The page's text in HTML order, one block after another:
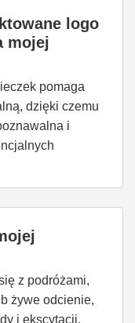
logo
mojej
pomaga
dzięki czemu
i
z podróżami,
żywe odcienie,
i ekscytacji.